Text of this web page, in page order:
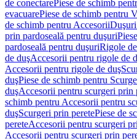
de conectarePiese de schimb
evacuarePiese de schimb pentru
de schimb pentru Accesorii
prin pardoseală pentru duşuri
pardoseală pentru duşuriRigole
de duşAccesorii pentru rigole de
Accesorii pentru rigole de duş
duşPiese de schimb pentru
duşAccesorii pentru scurgeri prin
schimb pentru Accesorii pentru
duşScurgeri prin peretePiese de
pereteAccesorii pentru scurgeri
Accesorii pentru scurgeri prin